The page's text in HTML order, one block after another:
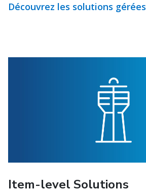
Découvrez les solutions gérées
Item-level Solutions